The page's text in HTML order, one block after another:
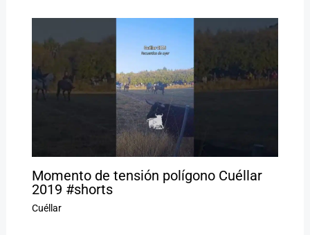
Momento de tensión polígono Cuéllar
2019 #shorts
Cuéllar